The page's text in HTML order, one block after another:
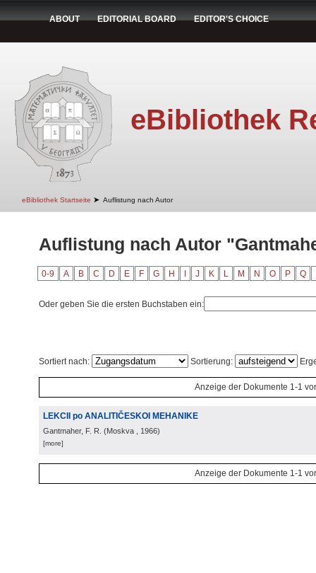
ABOUT EDITORIAL BOARD EDITOR'S CHOICE
eBibliothek
eBibliothek Startseite ➤ Auflistung nach Autor
Auflistung nach Autor
0-9 A B C D E F G H J K L M N O P Q
Oder geben Sie die ersten Buchstaben ein:
Sortiert nach: Sortierung:
Anzeige der Dokumente 1-1
LEKCII po ANALITIČESKOI MEHANIKE
Gantmaher, F. R. (Moskva , 1966)
[more]
Anzeige der Dokumente 1-1